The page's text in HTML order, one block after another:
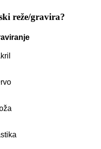
reže/gravira?